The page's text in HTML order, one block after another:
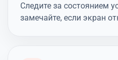
Следите за состоянием
замечайте, если экран